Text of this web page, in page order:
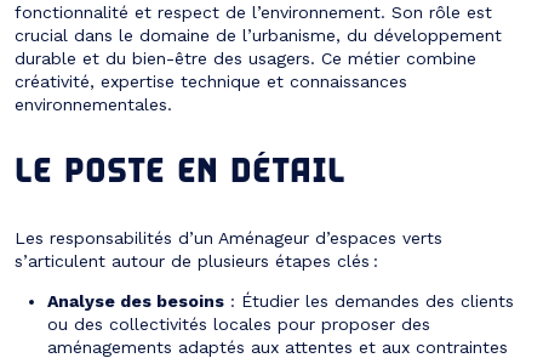
fonctionnalité et respect de l’environnement. Son rôle est
crucial dans le domaine de l’urbanisme, du développement
durable et du bien-être des usagers. Ce métier combine
créativité, expertise technique et connaissances
environnementales.
LE POSTE EN DÉTAIL
Les responsabilités d’un Aménageur d’espaces verts
s’articulent autour de plusieurs étapes clés :
Analyse des besoins : Étudier les demandes des clients
ou des collectivités locales pour proposer des
aménagements adaptés aux attentes et aux contraintes